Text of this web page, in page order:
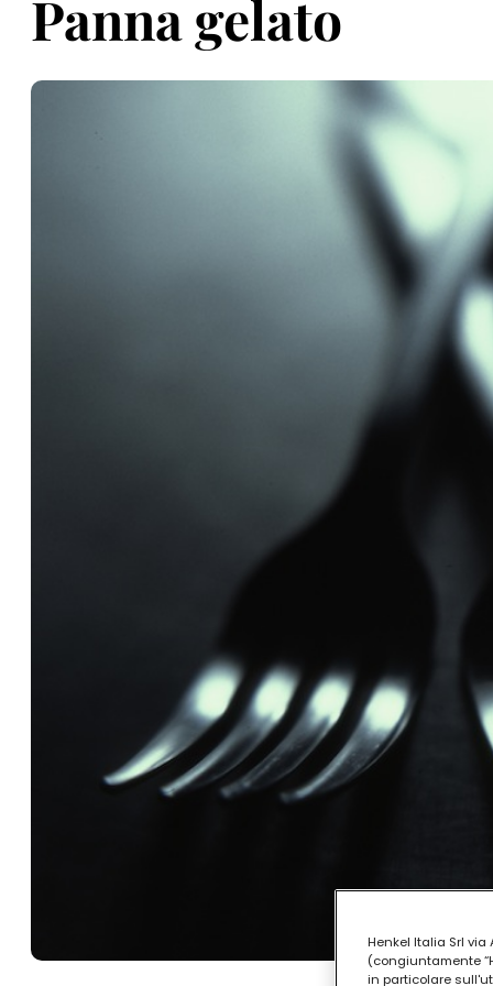
Panna gelato
Henkel Italia Srl via
(congiuntamente
in particolare